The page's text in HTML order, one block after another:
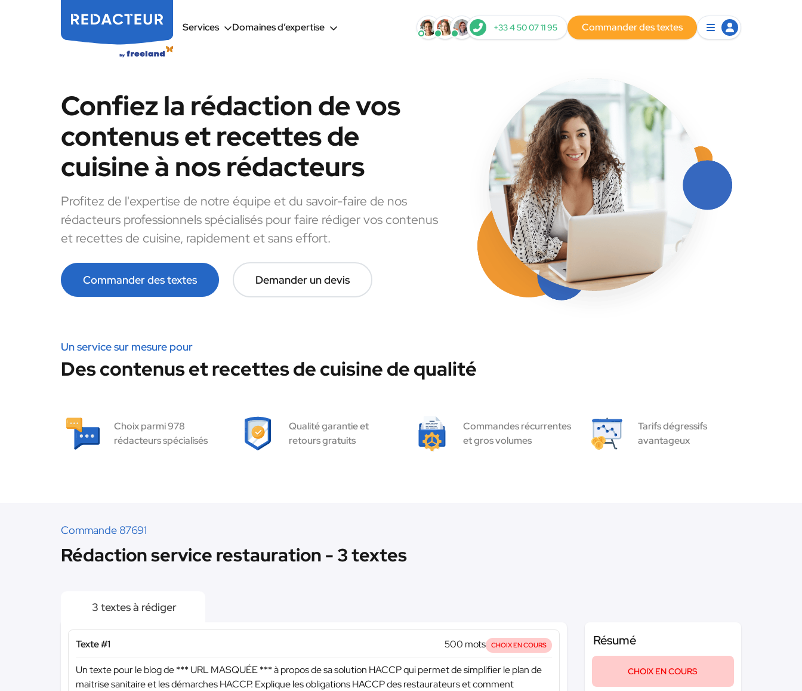
Services Domaines d’expertise +33 4 50 07 11 95 Commander des textes
Confiez la rédaction de vos
contenus et recettes de
cuisine à nos rédacteurs
Profitez de l'expertise de notre équipe et du savoir-faire de nos
rédacteurs professionnels spécialisés pour faire rédiger vos contenus
et recettes de cuisine, rapidement et sans effort.
Commander des textes Demander un devis
Un service sur mesure pour
Des contenus et recettes de cuisine de qualité
Choix parmi 978
rédacteurs spécialisés
Qualité garantie et
retours gratuits
Commandes récurrentes
et gros volumes
Tarifs dégressifs
avantageux
Commande 87691
Rédaction service restauration - 3 textes
3 textes à rédiger
Texte #1 500 mots CHOIX EN COURS
Un texte pour le blog de*** URL MASQUÉE ***à propos de sa solution HACCP qui permet de simplifier le plan de
maitrise sanitaire et les démarches HACCP. Explique les obligations HACCP des restaurateurs et comment
Résumé
CHOIX EN COURS